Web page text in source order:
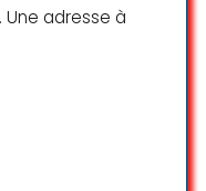
TheDronic Man
spot. We also
Une adresse à